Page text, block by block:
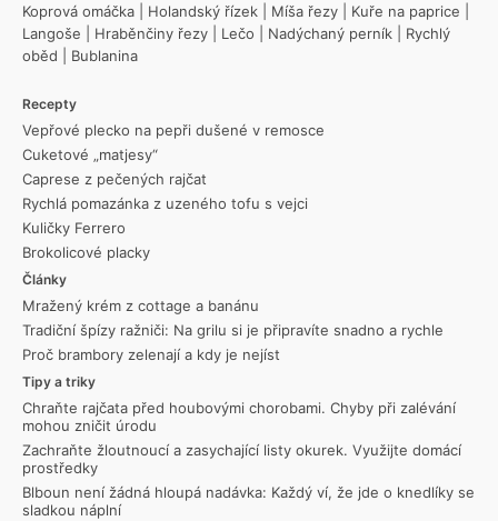
Koprová omáčka
Holandský řízek Míša řezy Kuře na paprice
Langoše
Hraběnčiny řezy Lečo Nadýchaný perník
Rychlý
oběd
Bublanina
Recepty
Vepřové plecko na pepři dušené v remosce
Cuketové „matjesy“
Caprese z pečených rajčat
Rychlá pomazánka z uzeného tofu s vejci
Kuličky Ferrero
Brokolicové placky
Články
Mražený krém z cottage a banánu
Tradiční špízy ražniči: Na grilu si je připravíte snadno a rychle
Proč brambory zelenají a kdy je nejíst
Tipy a triky
Chraňte rajčata před houbovými chorobami. Chyby při zalévání
mohou zničit úrodu
Zachraňte žloutnoucí a zasychající listy okurek. Využijte domácí
prostředky
Blboun není žádná hloupá nadávka: Každý ví, že jde o knedlíky se
sladkou náplní